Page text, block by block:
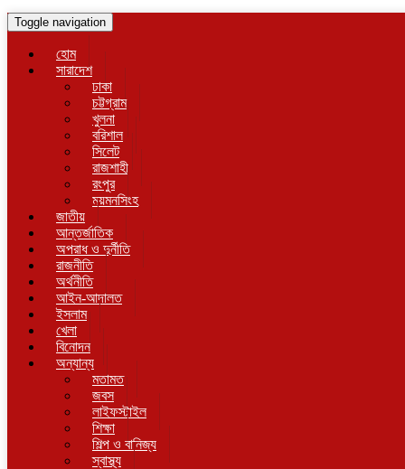
Toggle navigation
হোম
সারাদেশ
ঢাকা
চট্টগ্রাম
খুলনা
বরিশাল
সিলেট
রাজশাহী
রংপুর
ময়মনসিংহ
জাতীয়
আন্তর্জাতিক
অপরাধ ও দুর্নীতি
রাজনীতি
অর্থনীতি
আইন-আদালত
ইসলাম
খেলা
বিনোদন
অন্যান্য
মতামত
জবস
লাইফস্টাইল
শিক্ষা
শিল্প ও বানিজ্য
স্বাস্থ্য